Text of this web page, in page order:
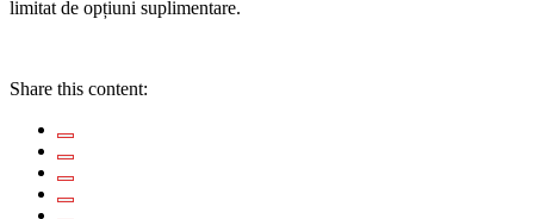
limitat de opțiuni suplimentare.
Share this content: